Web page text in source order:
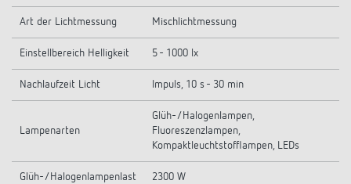
Art der Lichtmessung Mischlichtmessung
Einstellbereich Helligkeit 5 - 1000 lx
Nachlaufzeit Licht Impuls, 10 s - 30 min
Lampenarten
Glüh-/Halogenlampen,
Fluoreszenzlampen,
Kompaktleuchtstofflampen, LEDs
Glüh-/Halogenlampenlast 2300 W